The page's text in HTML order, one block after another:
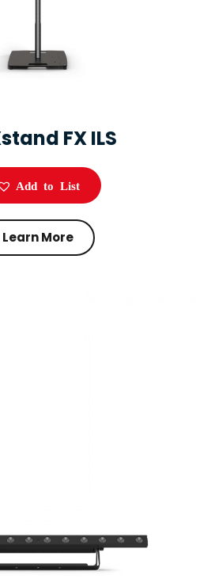
FX ILS
Add to List
Learn More